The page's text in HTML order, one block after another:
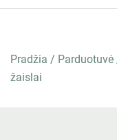
Pradžia / Parduotuvė
žaislai